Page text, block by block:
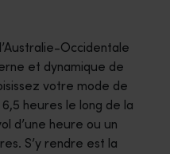
Occidentale
et dynamique de
votre mode de
heures le long de la
d’une heure ou un
S’y rendre est la